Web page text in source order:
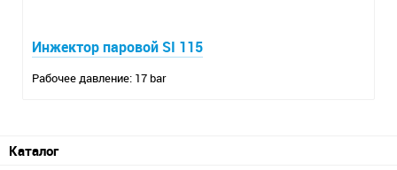
Инжектор паровой SI 115
Рабочее давление: 17 bar
Каталог